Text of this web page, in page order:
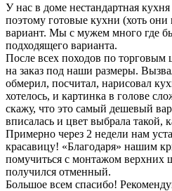
У нас в доме нестандартная
поэтому готовые кухни (хоть
вариант. Мы с мужем много где
подходящего варианта.
После всех походов по
на заказ под наши размеры.
обмерил, посчитал, нарисовал
хотелось, и картинка в голове
скажу, что это самый дешевый
вписалась и цвет выбрала такой,
Примерно через 2 недели нам
красавицу! «Благодаря» нашим
помучиться с монтажом верхних
получился отменный.
Большое всем спасибо!